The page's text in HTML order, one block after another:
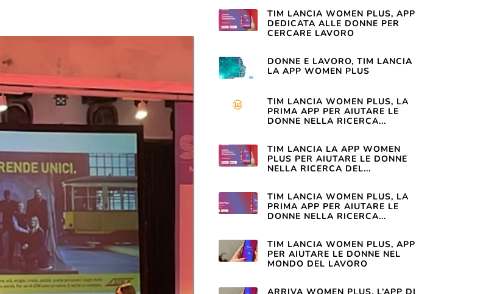
TIM LANCIA WOMEN PLUS, APP
DEDICATA ALLE DONNE PER
CERCARE LAVORO
DONNE E LAVORO, TIM LANCIA
LA APP WOMEN PLUS
TIM LANCIA WOMEN PLUS, LA
PRIMA APP PER AIUTARE LE
DONNE NELLA RICERCA...
TIM LANCIA LA APP WOMEN
PLUS PER AIUTARE LE DONNE
NELLA RICERCA DEL...
TIM LANCIA WOMEN PLUS, LA
PRIMA APP PER AIUTARE LE
DONNE NELLA RICERCA...
TIM LANCIA WOMEN PLUS, APP
PER AIUTARE LE DONNE NEL
MONDO DEL LAVORO